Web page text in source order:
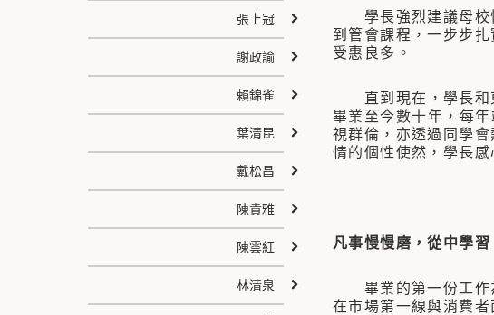
學長強烈建議母校恢
到管會課程，一步步
受惠良多。
直到現在，學長和東
畢業至今數十年，每
視群倫，亦透過同學
情的個性使然，學長
凡事慢慢磨，從中學習
畢業的第一份工作為
在市場第一線與消費
張上冠
謝政諭
賴錦雀
葉清昆
戴松昌
陳貴雅
陳雲紅
林清泉